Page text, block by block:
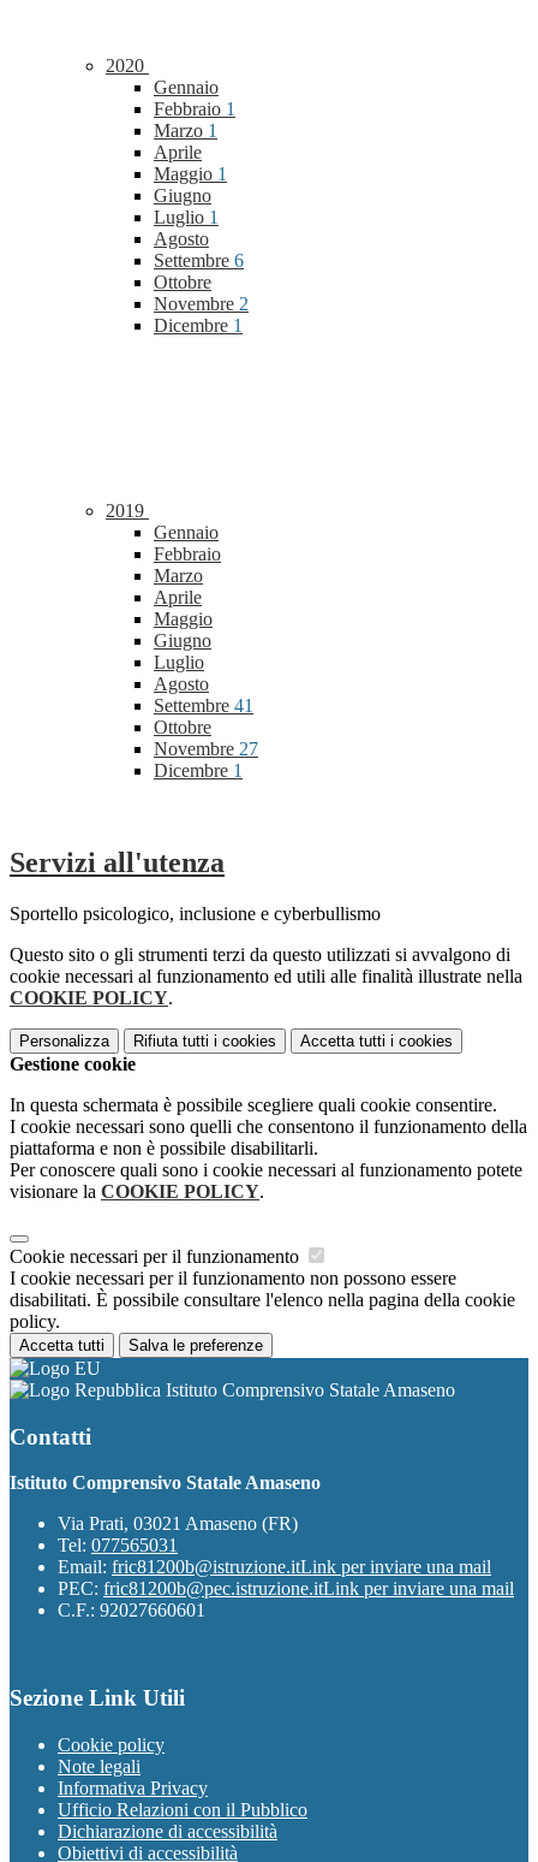
2020
Gennaio
Febbraio 1
Marzo 1
Aprile
Maggio 1
Giugno
Luglio 1
Agosto
Settembre 6
Ottobre
Novembre 2
Dicembre 1
2019
Gennaio
Febbraio
Marzo
Aprile
Maggio
Giugno
Luglio
Agosto
Settembre 41
Ottobre
Novembre 27
Dicembre 1
Servizi all'utenza
Sportello psicologico, inclusione e cyberbullismo
Questo sito o gli strumenti terzi da questo utilizzati si avvalgono di
cookie necessari al funzionamento ed utili alle finalità illustrate nella
COOKIE POLICY.
Personalizza Rifiuta tutti i cookies Accetta tutti i cookies
Gestione cookie
In questa schermata è possibile scegliere quali cookie consentire.
I cookie necessari sono quelli che consentono il funzionamento della
piattaforma e non è possibile disabilitarli.
Per conoscere quali sono i cookie necessari al funzionamento potete
visionare la COOKIE POLICY.
Cookie necessari per il funzionamento
I cookie necessari per il funzionamento non possono essere
disabilitati. È possibile consultare l'elenco nella pagina della cookie
policy.
Accetta tutti Salva le preferenze
Istituto Comprensivo Statale Amaseno
Contatti
Istituto Comprensivo Statale Amaseno
Via Prati, 03021 Amaseno (FR)
Tel: 077565031
Email: fric81200b@istruzione.itLink per inviare una mail
PEC: fric81200b@pec.istruzione.itLink per inviare una mail
C.F.: 92027660601
Sezione Link Utili
Cookie policy
Note legali
Informativa Privacy
Ufficio Relazioni con il Pubblico
Dichiarazione di accessibilità
Obiettivi di accessibilità